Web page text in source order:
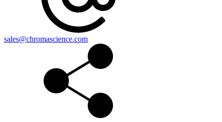
sales@chromascience.com